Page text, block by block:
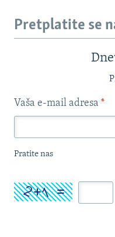
Pretplatite se
Vaša e-mail adresa *
Pratite nas